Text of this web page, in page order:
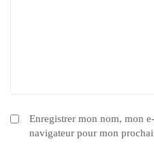
Enregistrer mon nom, mon
navigateur pour mon